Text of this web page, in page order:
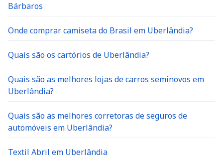
Bárbaros
Onde comprar camiseta do Brasil em Uberlândia?
Quais são os cartórios de Uberlândia?
Quais são as melhores lojas de carros seminovos em
Uberlândia?
Quais são as melhores corretoras de seguros de
automóveis em Uberlândia?
Textil Abril em Uberlândia